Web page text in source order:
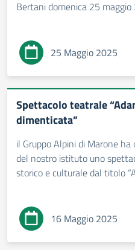
Bertani domenica 25
25 Maggio 2025
Spettacolo teatrale
dimenticata”
il Gruppo Alpini di Marone
del nostro istituto uno
storico e culturale dal titolo
16 Maggio 2025